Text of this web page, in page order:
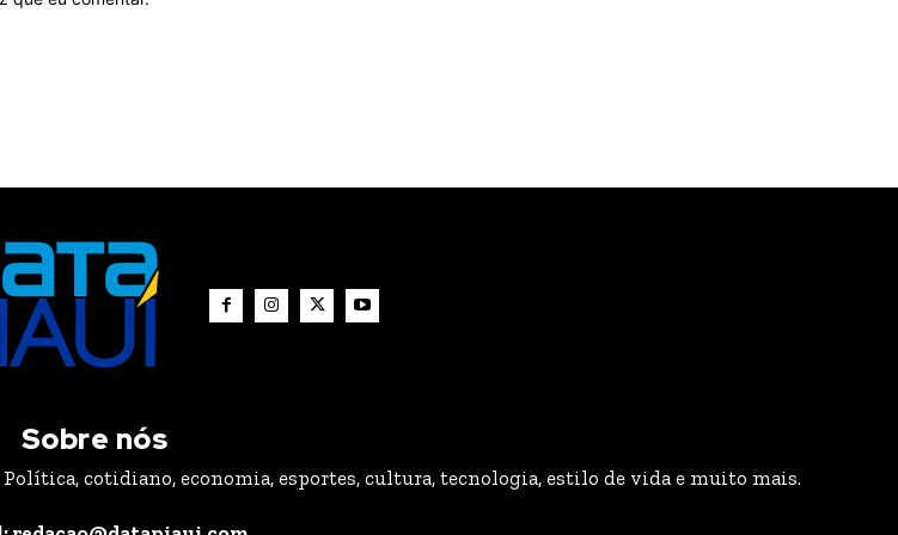
Sobre nós
cotidiano, economia, esportes, cultura, tecnologia, estilo de vida e muito mais.